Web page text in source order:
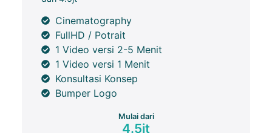
Cinematography
FullHD / Potrait
1 Video versi 2-5 Menit
1 Video versi 1 Menit
Konsultasi Konsep
Bumper Logo
Mulai dari
4.5jt